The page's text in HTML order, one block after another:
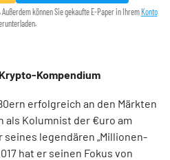
können Sie gekaufte E-Paper in IhremKonto
Kompendium
erfolgreich an den Märkten
als Kolumnist der €uro am
seines legendären „Millionen­
hat er seinen Fokus von